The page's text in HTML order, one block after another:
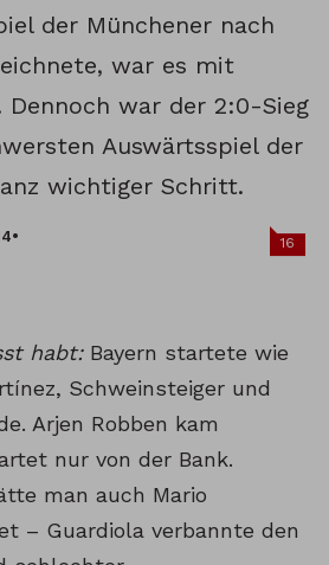
der Münchener nach
war es mit
war der 2:0-Sieg
Auswärtsspiel der
wichtiger Schritt.
•
16
habt: Bayern startete wie
Schweinsteiger und
Arjen Robben kam
nur von der Bank.
man auch Mario
– Guardiola verbannte den